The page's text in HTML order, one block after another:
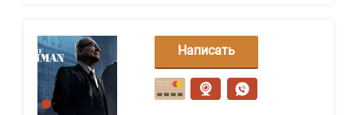
Написать
сообщение